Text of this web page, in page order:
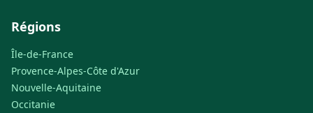
Régions
Île-de-France
Provence-Alpes-Côte d'Azur
Nouvelle-Aquitaine
Occitanie